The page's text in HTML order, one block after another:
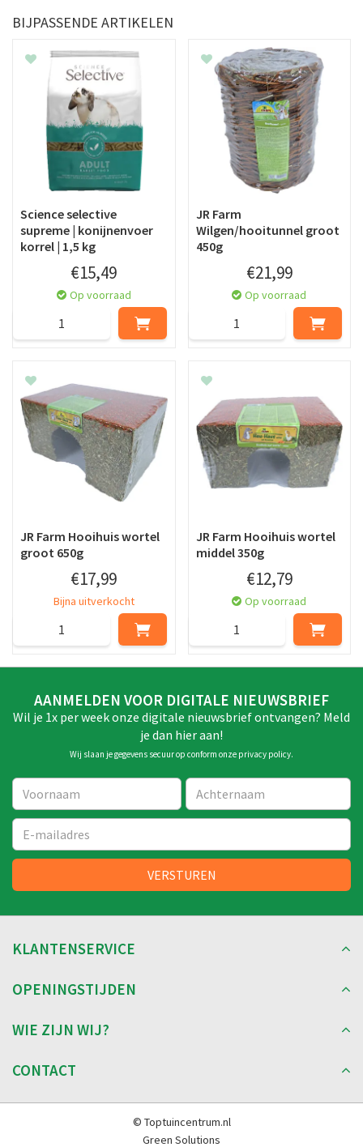
BIJPASSENDE ARTIKELEN
Science selective
supreme | konijnenvoer
korrel | 1,5 kg
€15,49
Op voorraad
JR Farm
Wilgen/hooitunnel groot
450g
€21,99
Op voorraad
JR Farm Hooihuis wortel
groot 650g
€17,99
Bijna uitverkocht
JR Farm Hooihuis wortel
middel 350g
€12,79
Op voorraad
AANMELDEN VOOR DIGITALE NIEUWSBRIEF
Wil je 1x per week onze digitale nieuwsbrief ontvangen? Meld
je dan hier aan!
Wij slaan je gegevens secuur op conform onze privacy policy.
KLANTENSERVICE
OPENINGSTIJDEN
WIE ZIJN WIJ?
CONTACT
© Toptuincentrum.nl
Green Solutions